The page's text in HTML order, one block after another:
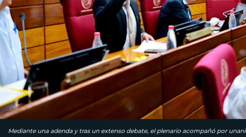
Mediante una adenda y tras un extenso debate, el plenario acompañó por